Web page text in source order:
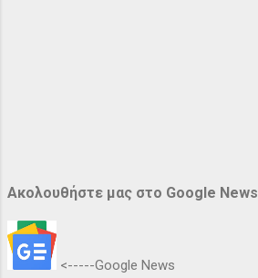
Ακολουθήστε μας στο Google News
<-----Google News